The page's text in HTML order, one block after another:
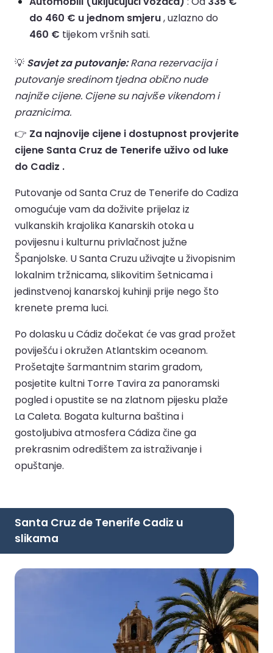
do 460 € u jednom smjeru, uzlazno do
460 € tijekom vršnih sati.
💡 Savjet za putovanje:Rana rezervacija i
putovanje sredinom tjedna obično nude
najniže cijene. Cijene su najviše vikendom i
praznicima.
👉 Za najnovije cijene i dostupnost provjerite
cijene Santa Cruz de Tenerife uživo od luke
do Cadiz .
Putovanje od Santa Cruz de Tenerife do Cadiza
omogućuje vam da doživite prijelaz iz
vulkanskih krajolika Kanarskih otoka u
povijesnu i kulturnu privlačnost južne
Španjolske. U Santa Cruzu uživajte u živopisnim
lokalnim tržnicama, slikovitim šetnicama i
jedinstvenoj kanarskoj kuhinji prije nego što
krenete prema luci.
Po dolasku u Cádiz dočekat će vas grad prožet
poviješću i okružen Atlantskim oceanom.
Prošetajte šarmantnim starim gradom,
posjetite kultni Torre Tavira za panoramski
pogled i opustite se na zlatnom pijesku plaže
La Caleta. Bogata kulturna baština i
gostoljubiva atmosfera Cádiza čine ga
prekrasnim odredištem za istraživanje i
opuštanje.
Santa Cruz de Tenerife Cadiz u
slikama